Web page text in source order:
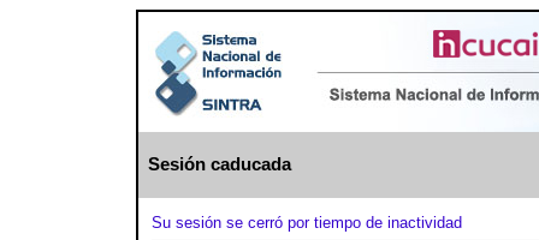
Sesión caducada
Su sesión se cerró por tiempo de inactividad